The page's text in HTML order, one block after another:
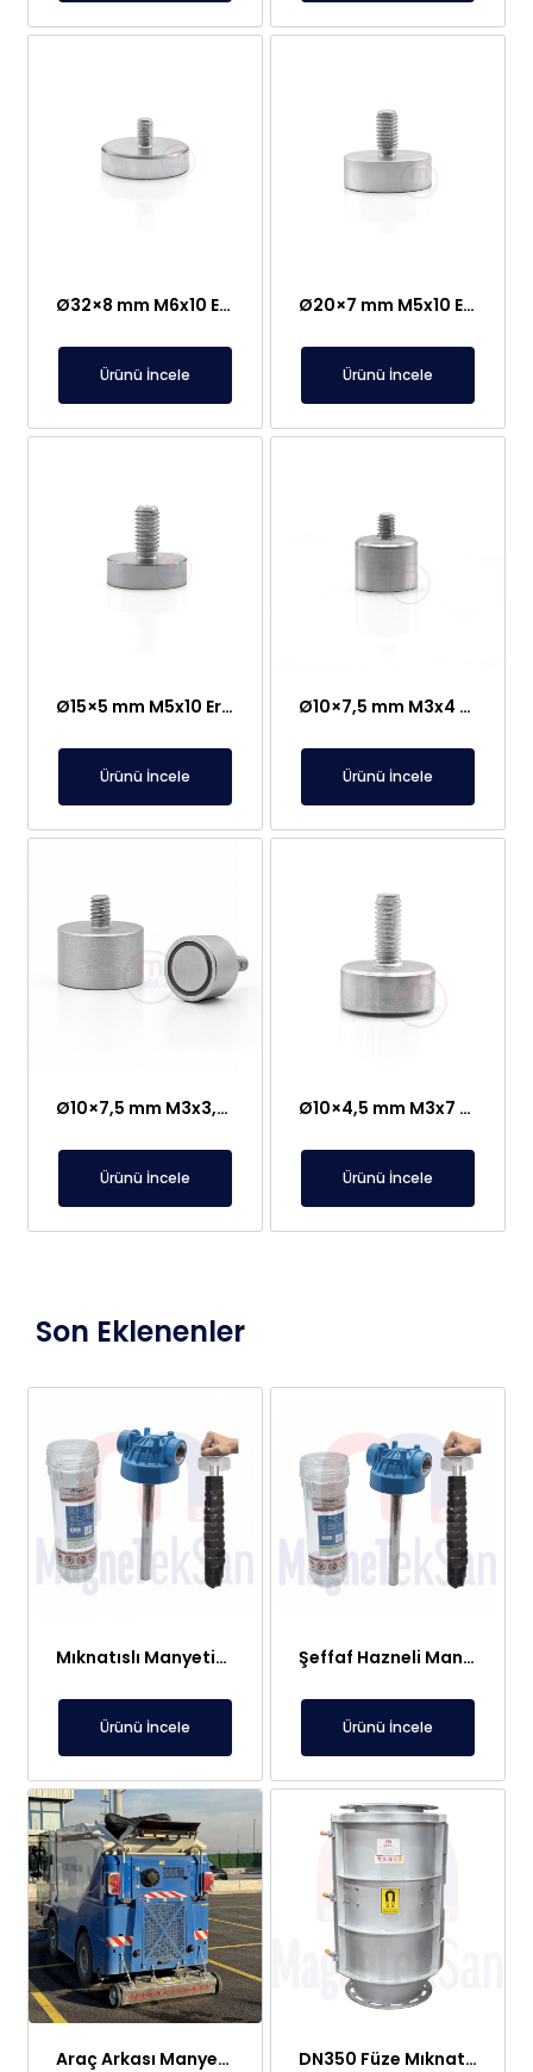
Ø32×8 mm M6x10 Erkek Bağlantılı Neodyum Pot Mıknatıs
Ürünü İncele
Ø20×7 mm M5x10 Erkek Bağlantılı Neodyum Pot Mıknatıs
Ürünü İncele
Ø15×5 mm M5x10 Erkek Bağlantılı Neodyum Pot Mıknatıs
Ürünü İncele
Ø10×7,5 mm M3x4 Erkek Bağlantılı Neodyum Pot Mıknatıs
Ürünü İncele
Ø10×7,5 mm M3x3,5 Erkek Bağlantılı Neodyum Pot Mıknatıs
Ürünü İncele
Ø10×4,5 mm M3x7 Erkek Bağlantılı Neodyum Pot Mıknatıs
Ürünü İncele
Son Eklenenler
Mıknatıslı Manyetik Tutucu Filtre Mıknatıs – Petek ve Kombi Temizliği
Ürünü İncele
Şeffaf Hazneli Manyetik Çubuk Filtre – Ekonomik ve Yüksek Verimli Metal Tutucu
Ürünü İncele
Araç Arkası Manyetik Süpürge – Liman, Fuar Alanı ve Otomotiv Fabrikaları İçin DN350 Füze Mıknatıs (Bullet Magnet) – Toz ve Alçı Hatlarında Tıkanma Yapmaz Manyetik Seperatör